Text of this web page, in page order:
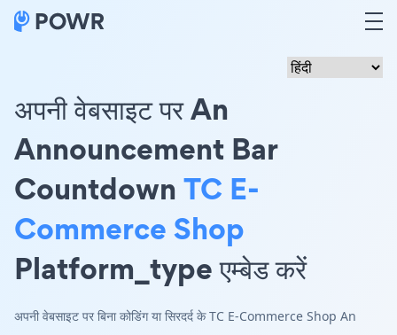
अपनी वेबसाइट पर An
Announcement Bar
CountdownTC E-
Commerce Shop
Platform_type एम्बेड करें
अपनी वेबसाइट पर बिना कोडिंग या सिरदर्द के TC E-Commerce Shop An